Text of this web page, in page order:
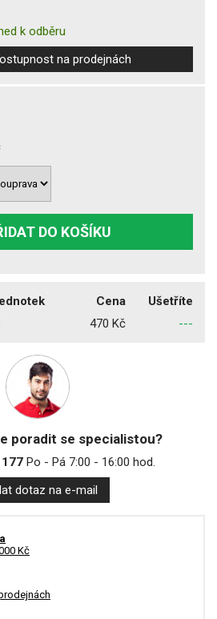
k odběru
na prodejnách
DO KOŠÍKU
Cena
Ušetříte
470 Kč ---
poradit se specialistou?
Po - Pá 7:00 - 16:00 hod.
dotaz na e-mail
Kč